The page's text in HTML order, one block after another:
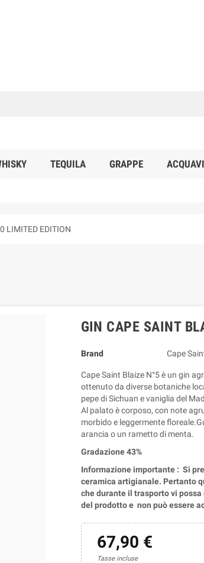
TEQUILA GRAPPE
LIMITED EDITION
GIN CAPE SAINT
Brand Cape
Cape Saint Blaize N°5 è un gin
ottenuto da diverse botaniche
pepe di Sichuan e vaniglia del
Al palato è corposo, con note
morbido e leggermente
arancia o un rametto di menta.
Gradazione 43%
Informazione importante : Si
ceramica artigianale. Pertanto
che durante il trasporto vi
del prodotto e non può essere
67,90 €
Tasse incluse